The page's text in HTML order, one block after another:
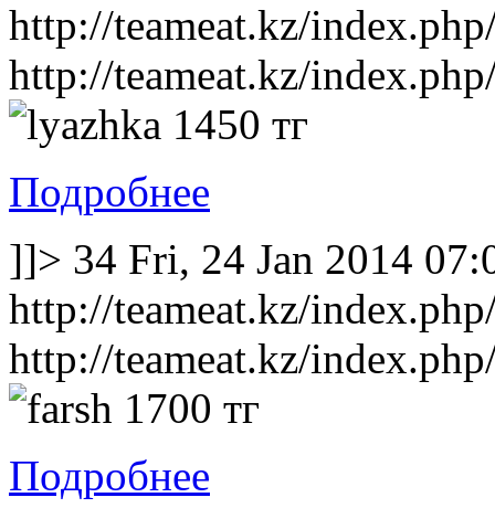
http://teameat.kz/
http://teameat.kz/
1450 тг
Подробнее
]]> 34 Fri, 24 Jan 2014
http://teameat.kz/
http://teameat.kz/
1700 тг
Подробнее